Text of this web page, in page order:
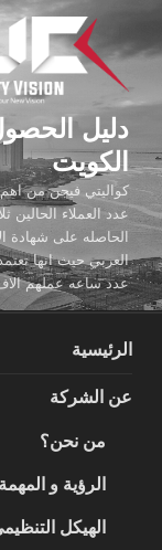
المحتوى
دليل
الكويت
كواليتي فيجن من
عدد العملاء
الحاصله على شهادة
العربي حيث انها
عدد ساعه عملهم
الرئيسية
عن الشركة
من نحن؟
الرؤية و المهمة
الهيكل